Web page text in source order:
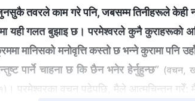
तवरले काम गरे पनि, जबसम्‍म तिनीहरूले केही न
यही गलत बुझाइ छ। परमेश्‍वरले कुनै कुराहरूको
मानिसको मनोवृत्ति कस्तो छ भन्‍ने कुरामा पनि
पार्ने चाहना छ कि छैन भनेर हेर्नुहुन्छ” (वचन,
। परमेश्‍वरका वचन पढेपछि, मैले आत्मचिन्तन गरेँ: